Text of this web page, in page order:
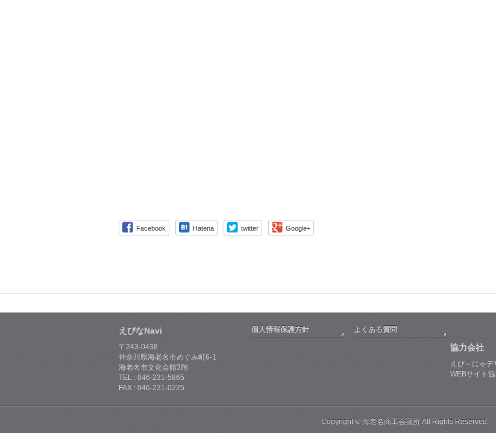
Facebook Hatena twitter Google+
えびなNavi
〒243-0438
神奈川県海老名市めぐみ町6-1
海老名市文化会館3階
TEL : 046-231-5865
FAX : 046-231-0225
個人情報保護方針 よくある質問
協力会社
えび～にゃ
WEBサイト
Copyright © 海老名商工会議所 All Rights Reserved.